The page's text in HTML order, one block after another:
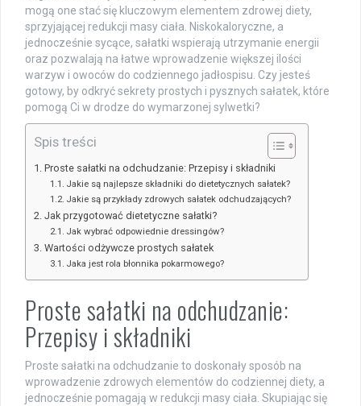
mogą one stać się kluczowym elementem zdrowej diety,
sprzyjającej redukcji masy ciała. Niskokaloryczne, a
jednocześnie sycące, sałatki wspierają utrzymanie energii
oraz pozwalają na łatwe wprowadzenie większej ilości
warzyw i owoców do codziennego jadłospisu. Czy jesteś
gotowy, by odkryć sekrety prostych i pysznych sałatek, które
pomogą Ci w drodze do wymarzonej sylwetki?
Spis treści
Proste sałatki na odchudzanie: Przepisy i składniki
Jakie są najlepsze składniki do dietetycznych sałatek?
Jakie są przykłady zdrowych sałatek odchudzających?
Jak przygotować dietetyczne sałatki?
Jak wybrać odpowiednie dressingów?
Wartości odżywcze prostych sałatek
Jaka jest rola błonnika pokarmowego?
Proste sałatki na odchudzanie:
Przepisy i składniki
Proste sałatki na odchudzanie to doskonały sposób na
wprowadzenie zdrowych elementów do codziennej diety, a
jednocześnie pomagają w redukcji masy ciała. Skupiając się